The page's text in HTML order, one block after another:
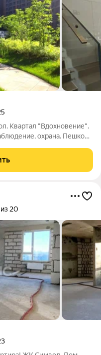
Квартал "Вдохновение".
охрана. Пешком
предлагается
20